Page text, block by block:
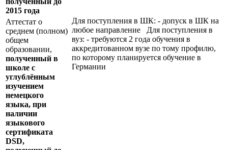
2015 года
Для поступления в ШК: - допуск в ШК на
любое направление Для поступления в
вуз: - требуются 2 года обучения в
аккредитованном вузе по тому профилю,
по которому планируется обучение в
Германии
Аттестат о
среднем (полном)
общем
образовании,
полученный в
школе с
углублённым
изучением
немецкого
языка, при
наличии
языкового
сертификата
DSD,